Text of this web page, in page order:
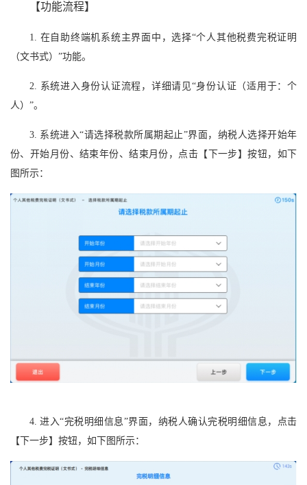
【功能流程】
1. 在自助终端机系统主界面中，选择“个人其他税费完税证明
（文书式）”功能。
2. 系统进入身份认证流程，详细请见“身份认证（适用于：个
人）”。
3. 系统进入“请选择税款所属期起止”界面，纳税人选择开始年
份、开始月份、结束年份、结束月份，点击【下一步】按钮，如下
图所示：
4. 进入“完税明细信息”界面，纳税人确认完税明细信息，点击
【下一步】按钮，如下图所示：